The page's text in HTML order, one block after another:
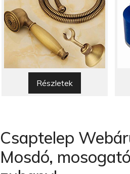
Részletek
Csaptelep
Mosdó,